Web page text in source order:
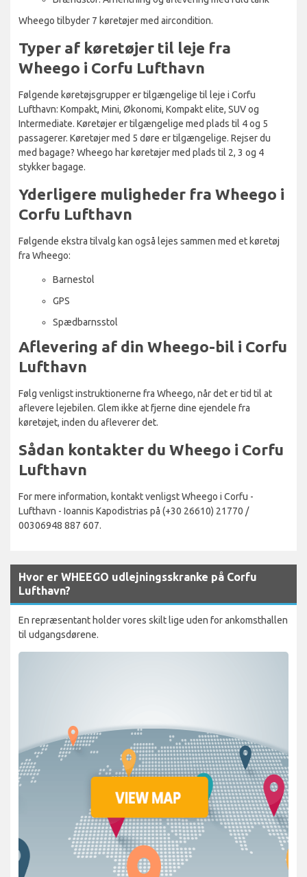
Wheego tilbyder 7 køretøjer med aircondition.
Typer af køretøjer til leje fra
Wheego i Corfu Lufthavn
Følgende køretøjsgrupper er tilgængelige til leje i Corfu
Lufthavn: Kompakt, Mini, Økonomi, Kompakt elite, SUV og
Intermediate. Køretøjer er tilgængelige med plads til 4 og 5
passagerer. Køretøjer med 5 døre er tilgængelige. Rejser du
med bagage? Wheego har køretøjer med plads til 2, 3 og 4
stykker bagage.
Yderligere muligheder fra Wheego i
Corfu Lufthavn
Følgende ekstra tilvalg kan også lejes sammen med et køretøj
fra Wheego:
Barnestol
GPS
Spædbarnsstol
Aflevering af din Wheego-bil i Corfu
Lufthavn
Følg venligst instruktionerne fra Wheego, når det er tid til at
aflevere lejebilen. Glem ikke at fjerne dine ejendele fra
køretøjet, inden du afleverer det.
Sådan kontakter du Wheego i Corfu
Lufthavn
For mere information, kontakt venligst Wheego i Corfu -
Lufthavn - Ioannis Kapodistrias på (+30 26610) 21770 /
00306948 887 607.
Hvor er WHEEGO udlejningsskranke på Corfu
Lufthavn?
En repræsentant holder vores skilt lige uden for ankomsthallen
til udgangsdørene.